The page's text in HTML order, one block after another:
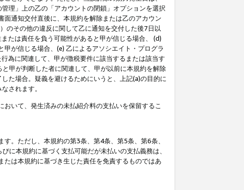
理」上の乙の「アカウントの閉鎖」オプションを選択
通知交付直後に、本規約を解除または乙のアカウン
のその他の違反に関して乙に通知を交付した後7日以
たは責任を負う可能性があると甲が信じる場合、 (d)
が信じる場合、(e) 乙によるアソシエイト・プログラ
為に関連して、甲が徴税要件に該当するまたは該当す
甲が判断した者に関連して、甲が以前に本規約を解除
た場合。疑義を避けるためにいうと、上記(a)の目的に
されます。
いて、発生済みの未払紹介料の支払いを保留するこ
。ただし、本規約の第3条、第4条、第5条、第6条、
に本規約に基づく支払可能だが未払いの支払義務は、
は本規約に基づき生じた責任を免責するものではあ